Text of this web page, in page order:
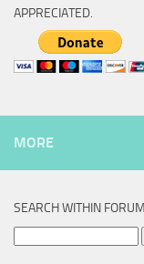
APPRECIATED.
MORE
SEARCH WITHIN